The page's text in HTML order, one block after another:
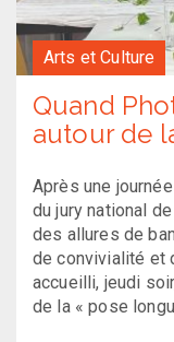
Arts et Culture
Quand
autour de
Après une
du jury national
des allures de
de convivialité et
accueilli, jeudi
de la « pose